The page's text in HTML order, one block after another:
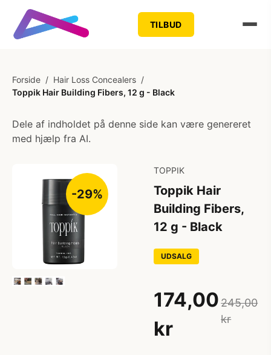
TILBUD
Forside / Hair Loss Concealers /
Toppik Hair Building Fibers, 12 g - Black
Dele af indholdet på denne side kan være genereret
med hjælp fra AI.
-29%
TOPPIK
Toppik Hair
Building Fibers,
12 g - Black
UDSALG
174,00
kr
245,00
kr